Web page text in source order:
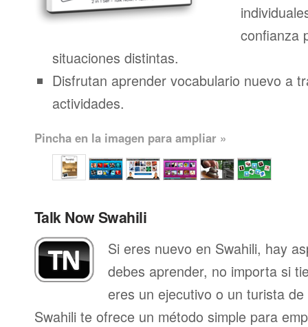
confianza
situaciones distintas.
Disfrutan aprender vocabulario nuevo a
actividades.
Pincha en la imagen para ampliar »
Talk Now Swahili
Si eres nuevo en Swahili, hay
debes aprender, no importa si
eres un ejecutivo o un turista
Swahili te ofrece un método simple para